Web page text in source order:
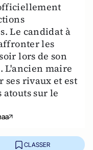
Le candidat à
les
lors de son
L'ancien maire
ses rivaux et est
sur le
CLASSER